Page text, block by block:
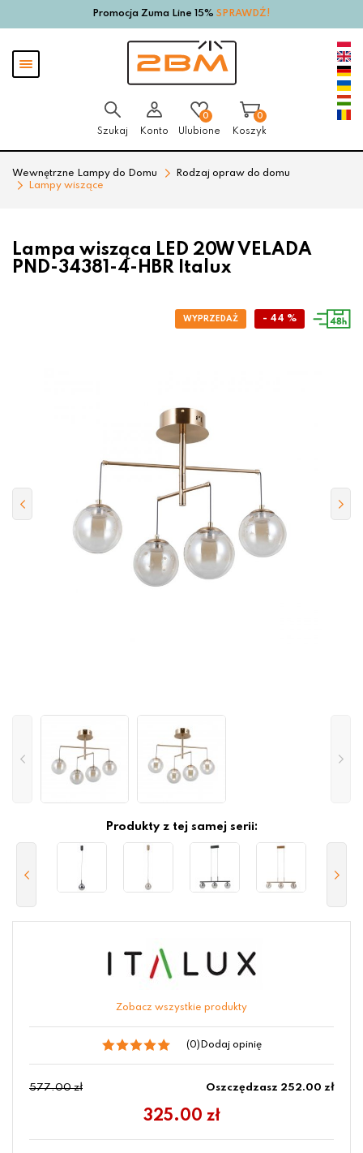
Przejdź
głównego
Przejdź
menu
stopce
Promocja Zuma Line 15% SPRAWDŹ!
Pokaż
menu
Szukaj Konto
0
Ulubione
0
Koszyk
Wewnętrzne Lampy do Domu
Rodzaj opraw do domu
Lampy wiszące
Lampa wisząca LED 20W VELADA
PND-34381-4-HBR Italux
- 44 %
Produkty z tej samej serii:
Zobacz wszystkie produkty
(0) Dodaj opinię
577.00 zł Oszczędzasz 252.00 zł
325.00 zł